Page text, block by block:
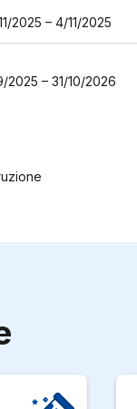
2025 – 4/11/2025
2025 – 31/10/2026